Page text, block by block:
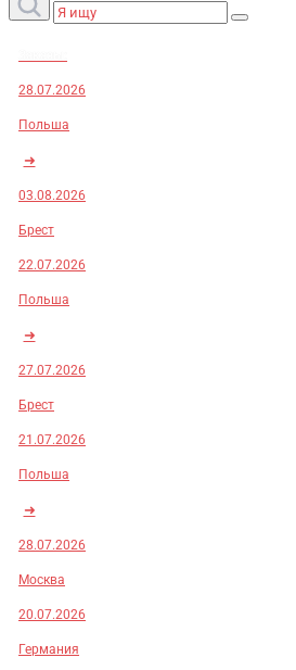
28.07.2026
Польша
➜
03.08.2026
Брест
22.07.2026
Польша
➜
27.07.2026
Брест
21.07.2026
Польша
➜
28.07.2026
Москва
20.07.2026
Германия